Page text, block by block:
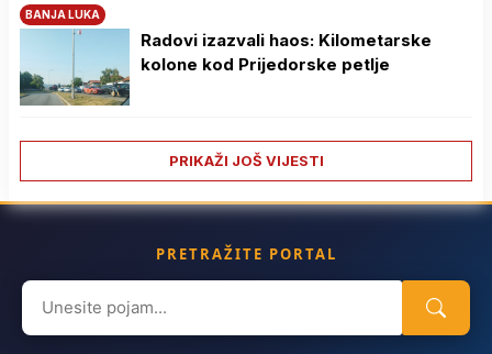
BANJA LUKA
Radovi izazvali haos: Kilometarske
kolone kod Prijedorske petlje
PRIKAŽI JOŠ VIJESTI
PRETRAŽITE PORTAL
Search
for: